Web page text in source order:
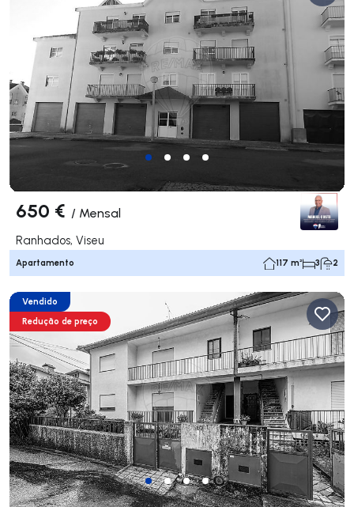
650 € / Mensal
Ranhados, Viseu
Apartamento 117 m² 3 2
Vendido
Redução de preço